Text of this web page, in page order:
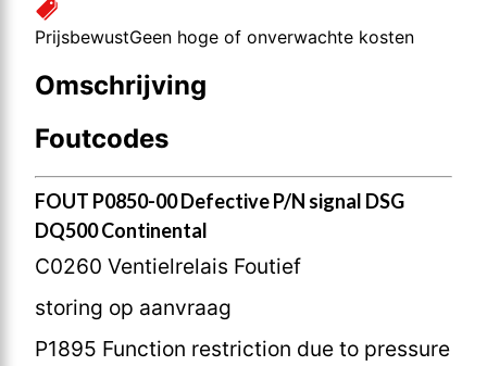
PrijsbewustGeen hoge of onverwachte kosten
Omschrijving
Foutcodes
FOUT P0850-00 Defective P/N signal DSG
DQ500 Continental
C0260 Ventielrelais Foutief
storing op aanvraag
P1895 Function restriction due to pressure